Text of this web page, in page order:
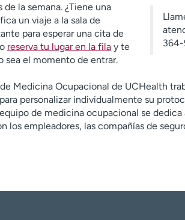
de la semana. ¿Tiene una
un viaje a la sala de
para esperar una cita de
reserva tu lugar en la fila y te
sea el momento de entrar.
Medicina Ocupacional de UCHealth
personalizar individualmente su
de medicina ocupacional se dedica
empleadores, las compañías de